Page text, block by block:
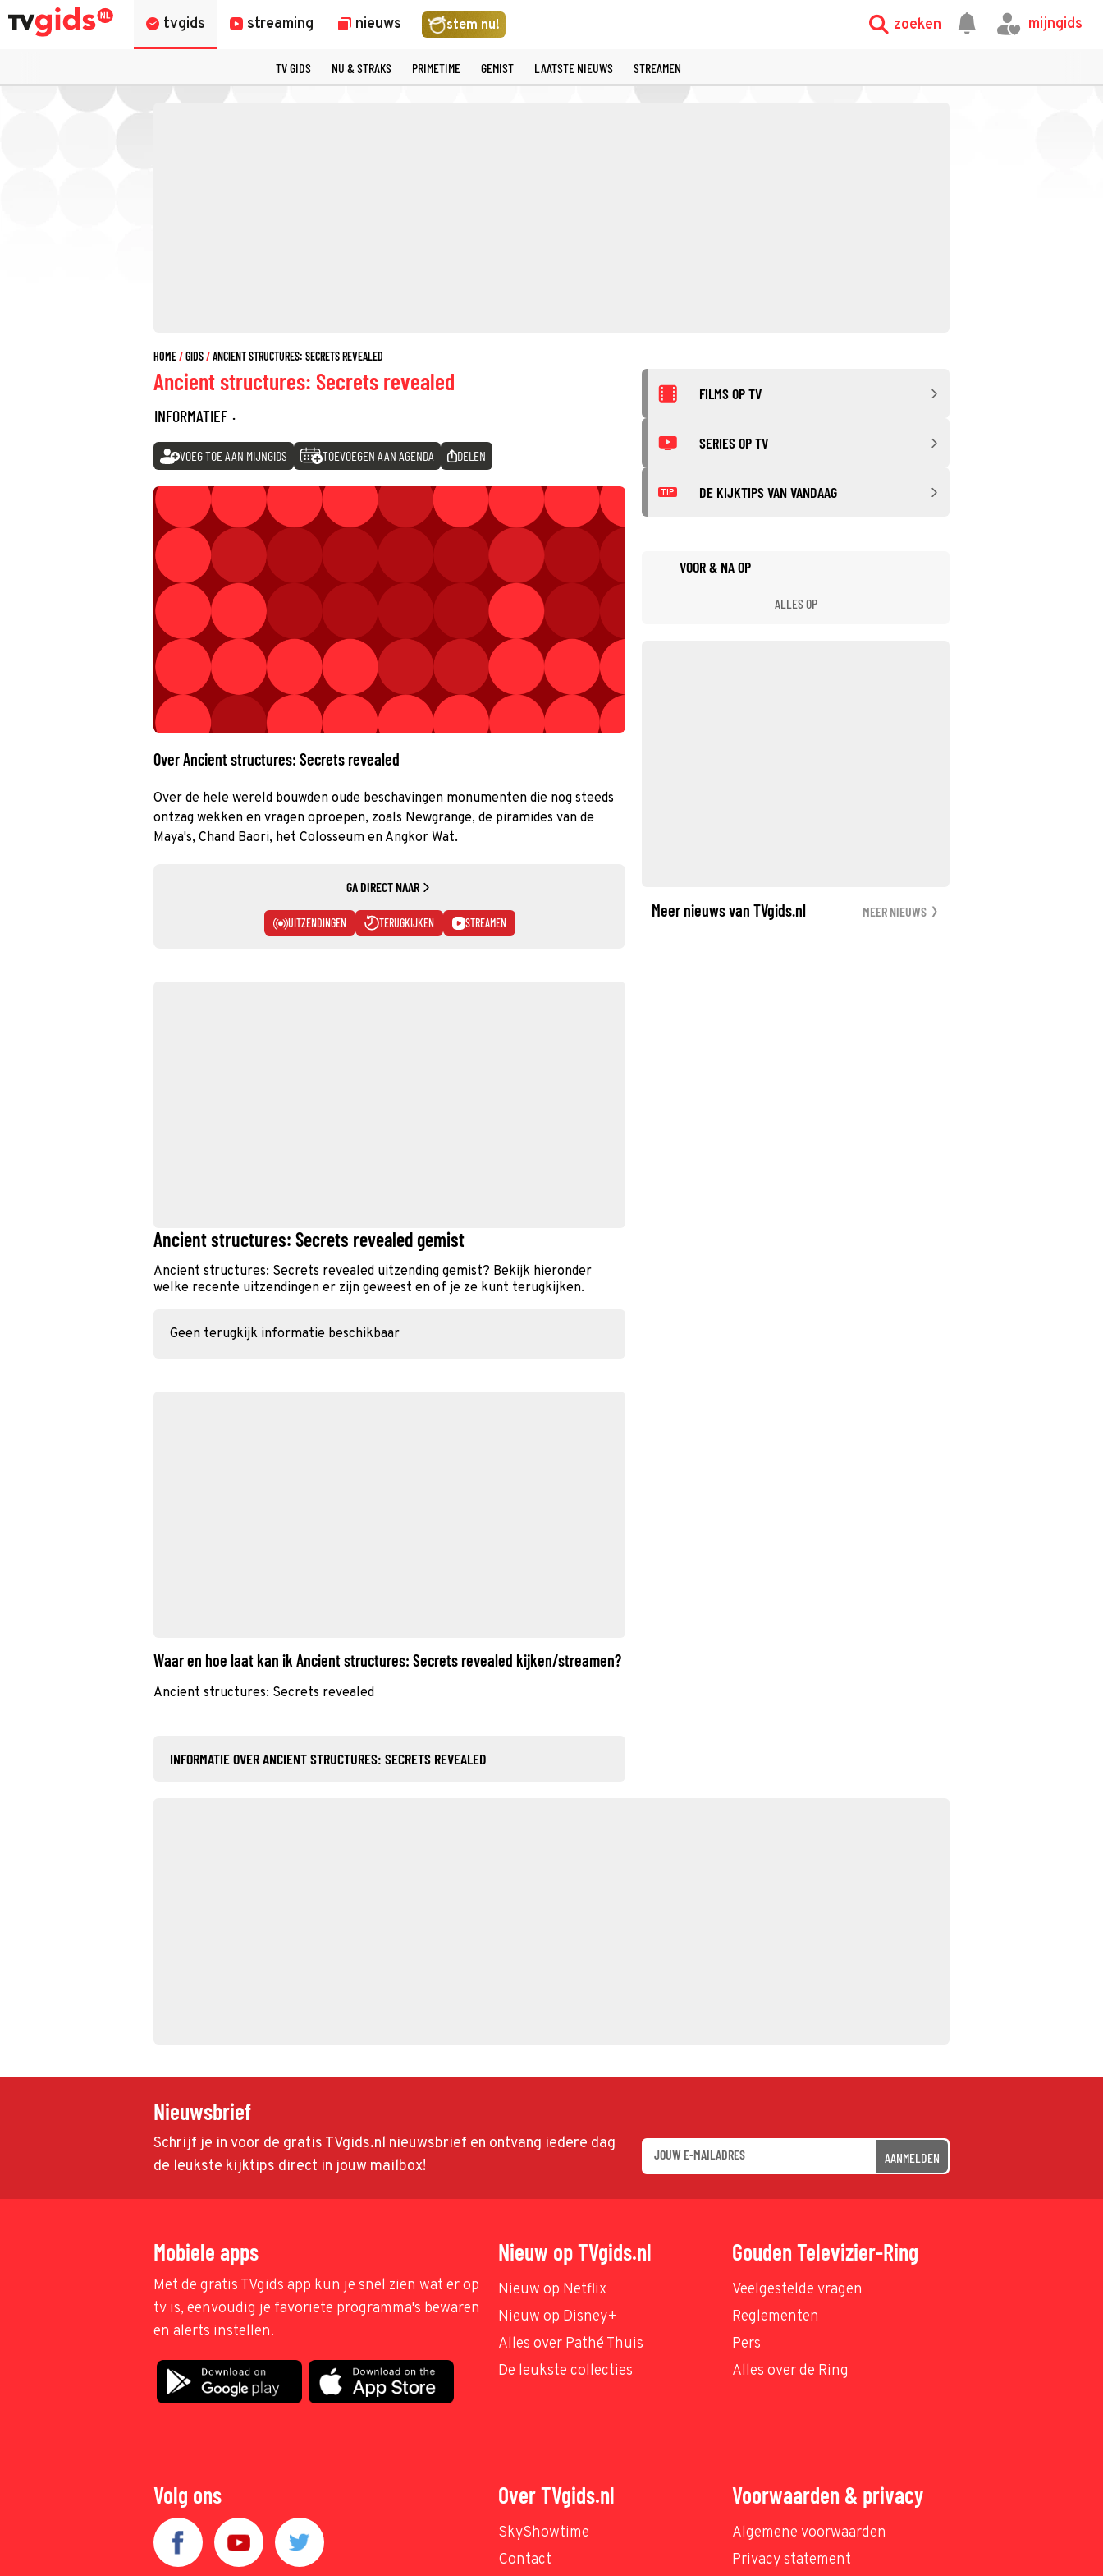
tvgids streaming nieuws stem nu! zoeken mijngids
TV GIDS NU & STRAKS PRIMETIME GEMIST LAATSTE NIEUWS STREAMEN
HOME GIDS ANCIENT STRUCTURES: SECRETS REVEALED
Ancient structures: Secrets revealed
INFORMATIEF ·
VOEG TOE AAN MIJNGIDS TOEVOEGEN AAN AGENDA DELEN
Over Ancient structures: Secrets revealed
Over de hele wereld bouwden oude beschavingen monumenten die nog steeds
ontzag wekken en vragen oproepen, zoals Newgrange, de piramides van de
Maya's, Chand Baori, het Colosseum en Angkor Wat.
GA DIRECT NAAR
UITZENDINGEN TERUGKIJKEN STREAMEN
Ancient structures: Secrets revealed gemist
Ancient structures: Secrets revealed uitzending gemist? Bekijk hieronder
welke recente uitzendingen er zijn geweest en of je ze kunt terugkijken.
Geen terugkijk informatie beschikbaar
Waar en hoe laat kan ik Ancient structures: Secrets revealed kijken/streamen?
Ancient structures: Secrets revealed
INFORMATIE OVER ANCIENT STRUCTURES: SECRETS REVEALED
FILMS OP TV
SERIES OP TV
TIP DE KIJKTIPS VAN VANDAAG
VOOR & NA OP
ALLES OP
Meer nieuws van TVgids.nl MEER NIEUWS
Nieuwsbrief
Schrijf je in voor de gratis TVgids.nl nieuwsbrief en ontvang iedere dag
de leukste kijktips direct in jouw mailbox!
AANMELDEN
Mobiele apps
Met de gratis TVgids app kun je snel zien wat er op
tv is, eenvoudig je favoriete programma's bewaren
en alerts instellen.
Nieuw op TVgids.nl
Nieuw op Netflix
Nieuw op Disney+
Alles over Pathé Thuis
De leukste collecties
Gouden Televizier-Ring
Veelgestelde vragen
Reglementen
Pers
Alles over de Ring
Volg ons Over TVgids.nl
SkyShowtime
Contact
Voorwaarden & privacy
Algemene voorwaarden
Privacy statement